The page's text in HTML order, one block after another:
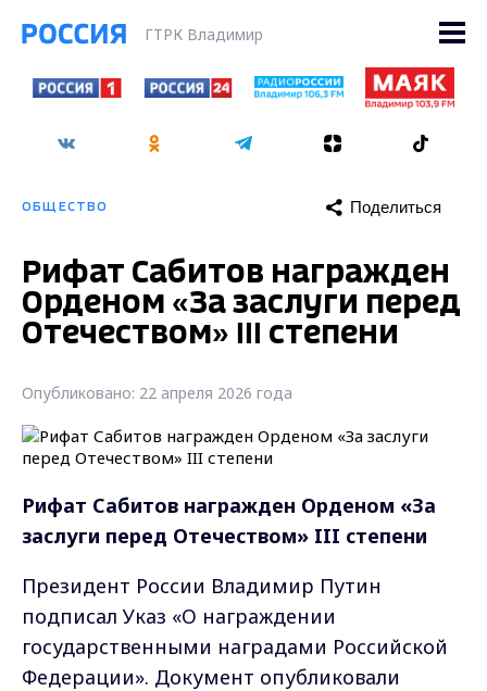
ГТРК Владимир
ОБЩЕСТВО Поделиться
Рифат Сабитов награжден
Орденом «За заслуги перед
Отечеством» III степени
Опубликовано: 22 апреля 2026 года
Рифат Сабитов награжден Орденом «За
заслуги перед Отечеством» III степени
Президент России Владимир Путин
подписал Указ «О награждении
государственными наградами Российской
Федерации». Документ опубликовали